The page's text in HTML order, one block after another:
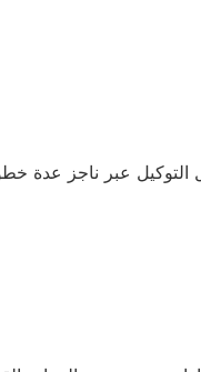
التوكيل عبر ناجز عدة